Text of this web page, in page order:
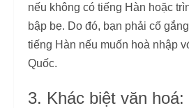
nếu không có tiếng Hàn hoặc
bập bẹ. Do đó, bạn phải cố
tiếng Hàn nếu muốn hoà nhập
Quốc.
3. Khác biệt văn hoá: